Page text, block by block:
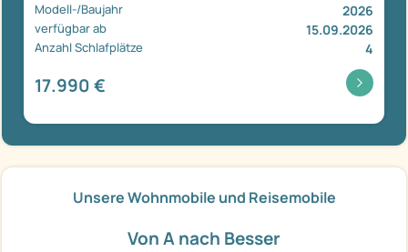
Modell-/Baujahr 2026
verfügbar ab 15.09.2026
Anzahl Schlafplätze 4
17.990 €
Unsere Wohnmobile und Reisemobile
Von A nach Besser